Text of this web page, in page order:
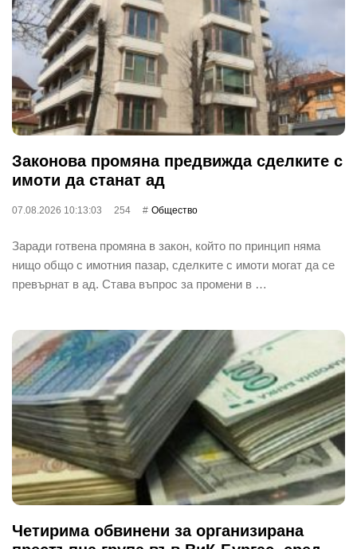
Законова промяна предвижда сделките с
имоти да станат ад
07.08.2026 10:13:03 254 Общество
Заради готвена промяна в закон, който по принцип няма
нищо общо с имотния пазар, сделките с имоти могат да се
превърнат в ад. Става въпрос за промени в …
Четирима обвинени за организирана